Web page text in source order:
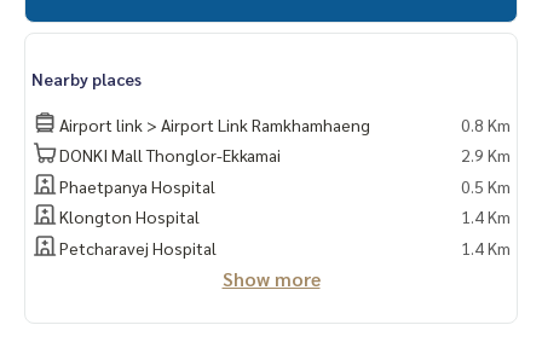
Nearby places
Airport link > Airport Link Ramkhamhaeng
0.8 Km
DONKI Mall Thonglor-Ekkamai
2.9 Km
Phaetpanya Hospital
0.5 Km
Klongton Hospital
1.4 Km
Petcharavej Hospital
1.4 Km
Show more